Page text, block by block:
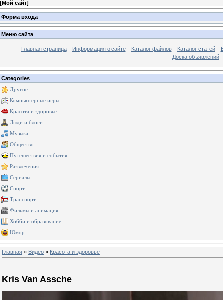
[Мой сайт]
Форма входа
Меню сайта
Главная страница Информация о сайте Каталог файлов Каталог статей
Доска объявлений
Categories
Другое
Компьютерные игры
Красота и здоровье
Люди и блоги
Музыка
Общество
Путешествия и события
Развлечения
Сериалы
Спорт
Транспорт
Фильмы и анимация
Хобби и образование
Юмор
Главная » Видео » Красота и здоровье
Kris Van Assche